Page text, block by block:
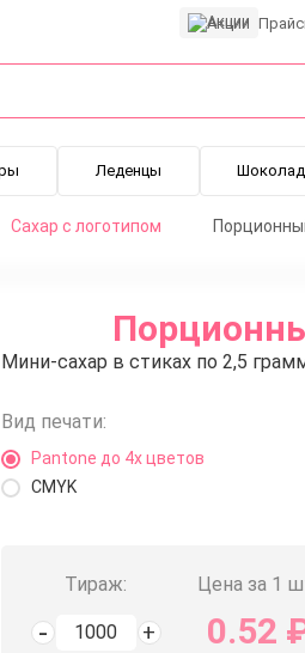
Акции
Леденцы Шоколад
Сахар с логотипом
Мини-сахар в стиках по 2,5
Вид печати:
Pantone до 4х цветов
CMYK
Тираж: Цена за 1
0.52